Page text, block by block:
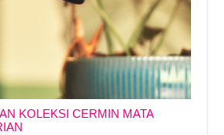
KOLEKSI CERMIN MATA